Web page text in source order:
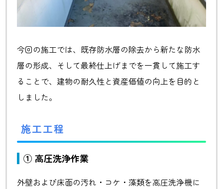
今回の施工では、既存防水層の除去から新たな防水
層の形成、そして最終仕上げまでを一貫して施工す
ることで、建物の耐久性と資産価値の向上を目的と
しました。
施工工程
① 高圧洗浄作業
外壁および床面の汚れ・コケ・藻類を高圧洗浄機に